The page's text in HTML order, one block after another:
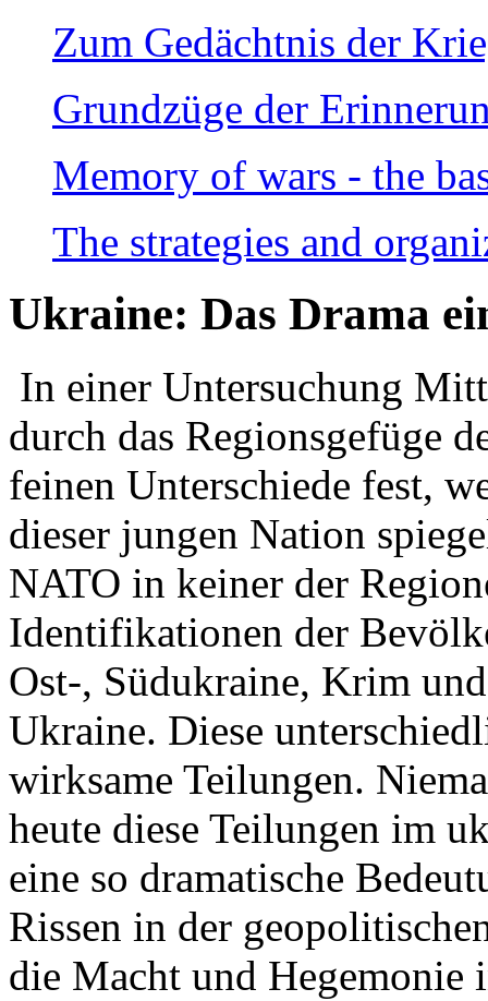
Zum Gedächtnis der
Grundzüge der
Memory of wars - the
The strategies and
Ukraine: Das Drama
In einer Untersuchung
durch das Regionsgefüge
feinen Unterschiede fest,
dieser jungen Nation
NATO in keiner der
Identifikationen der
Ost-, Südukraine, Krim
Ukraine. Diese
wirksame Teilungen.
heute diese Teilungen im
eine so dramatische
Rissen in der
die Macht und Hegemonie